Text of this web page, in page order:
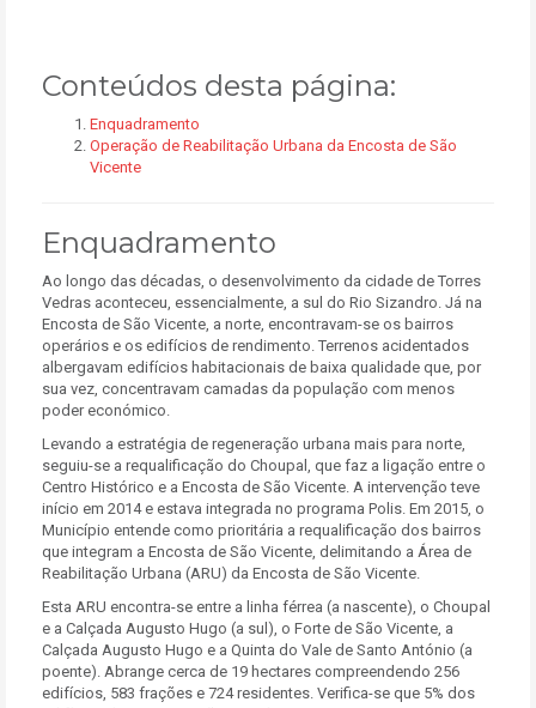
Conteúdos desta página:
Enquadramento
Operação de Reabilitação Urbana da Encosta de São
Vicente
Enquadramento
Ao longo das décadas, o desenvolvimento da cidade de Torres
Vedras aconteceu, essencialmente, a sul do Rio Sizandro. Já na
Encosta de São Vicente, a norte, encontravam-se os bairros
operários e os edifícios de rendimento. Terrenos acidentados
albergavam edifícios habitacionais de baixa qualidade que, por
sua vez, concentravam camadas da população com menos
poder económico.
Levando a estratégia de regeneração urbana mais para norte,
seguiu-se a requalificação do Choupal, que faz a ligação entre o
Centro Histórico e a Encosta de São Vicente. A intervenção teve
início em 2014 e estava integrada no programa Polis. Em 2015, o
Município entende como prioritária a requalificação dos bairros
que integram a Encosta de São Vicente, delimitando a Área de
Reabilitação Urbana (ARU) da Encosta de São Vicente.
Esta ARU encontra-se entre a linha férrea (a nascente), o Choupal
e a Calçada Augusto Hugo (a sul), o Forte de São Vicente, a
Calçada Augusto Hugo e a Quinta do Vale de Santo António (a
poente). Abrange cerca de 19 hectares compreendendo 256
edifícios, 583 frações e 724 residentes. Verifica-se que 5% dos